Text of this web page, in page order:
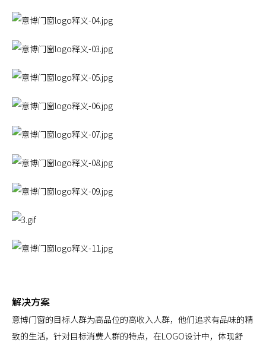
解决方案
意博门窗的目标人群为高品位的高收入人群，他们追求有品味的精
致的生活，针对目标消费人群的特点，在LOGO设计中，体现舒